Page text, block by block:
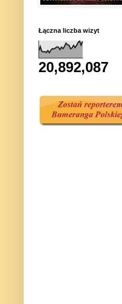
Łączna liczba wizyt
20,892,087